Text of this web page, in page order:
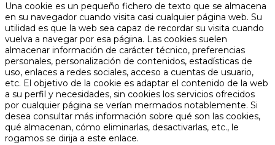
Una cookie es un pequeño fichero de texto que se almacena
en su navegador cuando visita casi cualquier página web. Su
utilidad es que la web sea capaz de recordar su visita cuando
vuelva a navegar por esa página. Las cookies suelen
almacenar información de carácter técnico, preferencias
personales, personalización de contenidos, estadísticas de
uso, enlaces a redes sociales, acceso a cuentas de usuario,
etc. El objetivo de la cookie es adaptar el contenido de la web
a su perfil y necesidades, sin cookies los servicios ofrecidos
por cualquier página se verían mermados notablemente. Si
desea consultar más información sobre qué son las cookies,
qué almacenan, cómo eliminarlas, desactivarlas, etc., le
rogamos se dirija a este enlace.